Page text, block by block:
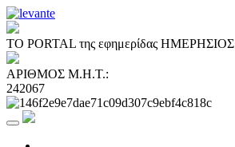
ΤΟ PORTAL της εφημερίδας ΗΜΕΡΗΣΙΟΣ
ΑΡΙΘΜΟΣ Μ.Η.Τ.:
242067